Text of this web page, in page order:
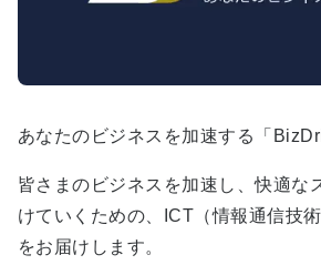
あなたのビジネスを加速する「
皆さまのビジネスを加速し、快適な
けていくための、ICT（情報通信技
をお届けします。